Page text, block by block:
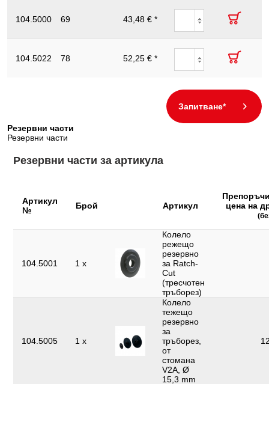
с функция на тресчотка
104.5000
с
тресчотка,
3,0 -
13,0
69 43,48 € *
104.5022
с
тресчотка,
6,0 -
23,0
78 52,25 € *
Запитване*
Резервни части
Резервни части
Резервни части за артикула
Артикул
№
Брой Артикул
цена на
104.5001 1 x
Колело
режещо
резервно
за Ratch-
Cut
(тресчотен
тръборез)
104.5005 1 x
Колело
тежещо
резервно
за
тръборез,
от
стомана
V2A, Ø
15,3 mm